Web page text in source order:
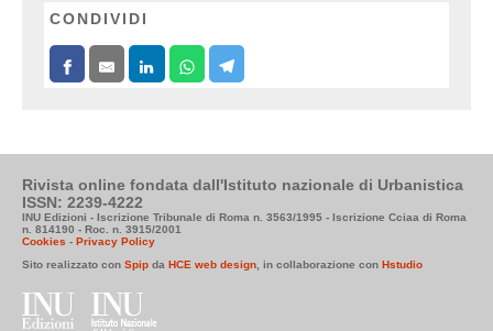
CONDIVIDI
Rivista online fondata dall'Istituto nazionale di Urbanistica
ISSN: 2239-4222
INU Edizioni - Iscrizione Tribunale di Roma n. 3563/1995 - Iscrizione Cciaa di Roma
n. 814190 - Roc. n. 3915/2001
Cookies - Privacy Policy
Sito realizzato con Spip da HCE web design, in collaborazione con Hstudio